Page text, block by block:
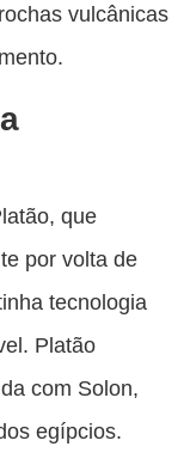
vulcânicas
que
por volta de
tecnologia
Platão
com Solon,
egípcios.